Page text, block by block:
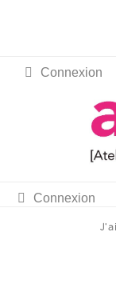
Connexion
Connexion